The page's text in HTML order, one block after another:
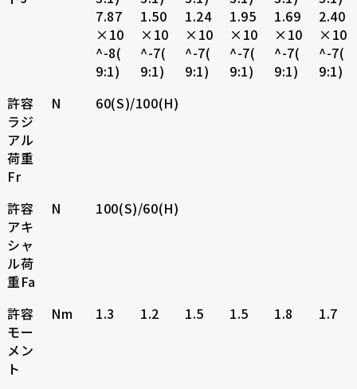
7.87
×10
^-8(
9:1)
1.50
×10
^-7(
9:1)
1.24
×10
^-7(
9:1)
1.95
×10
^-7(
9:1)
1.69
×10
^-7(
9:1)
2.40
×10
^-7(
9:1)
許容
ラジ
アル
荷重
Fr
N 60(S)/100(H)
許容
アキ
シャ
ル荷
重Fa
N 100(S)/60(H)
許容
モー
メン
ト
Nm 1.3 1.2 1.5 1.5 1.8 1.7